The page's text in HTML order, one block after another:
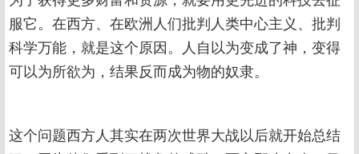
服它。在西方、在欧洲人们批判人类中心主义、批判
科学万能，就是这个原因。人自以为变成了神，变得
可以为所欲为，结果反而成为物的奴隶。
这个问题西方人其实在两次世界大战以后就开始总结